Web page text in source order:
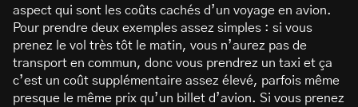
aspect qui sont les coûts cachés d’un voyage en avion.
Pour prendre deux exemples assez simples : si vous
prenez le vol très tôt le matin, vous n’aurez pas de
transport en commun, donc vous prendrez un taxi et ça
c’est un coût supplémentaire assez élevé, parfois même
presque le même prix qu’un billet d’avion. Si vous prenez